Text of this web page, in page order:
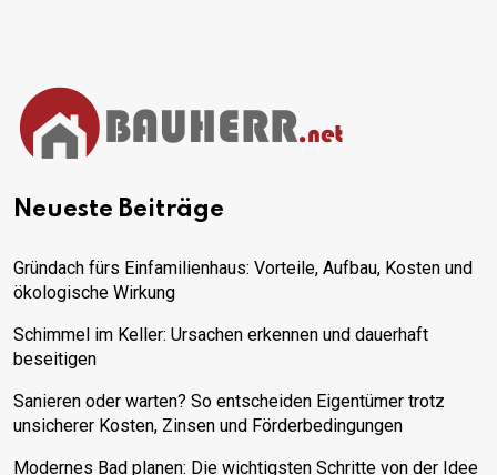
Neueste Beiträge
Gründach fürs Einfamilienhaus: Vorteile, Aufbau, Kosten und
ökologische Wirkung
Schimmel im Keller: Ursachen erkennen und dauerhaft
beseitigen
Sanieren oder warten? So entscheiden Eigentümer trotz
unsicherer Kosten, Zinsen und Förderbedingungen
Modernes Bad planen: Die wichtigsten Schritte von der Idee